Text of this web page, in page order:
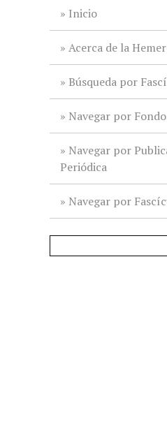
Inicio
Acerca de la
Búsqueda por
Navegar por
Navegar por
Periódica
Navegar por